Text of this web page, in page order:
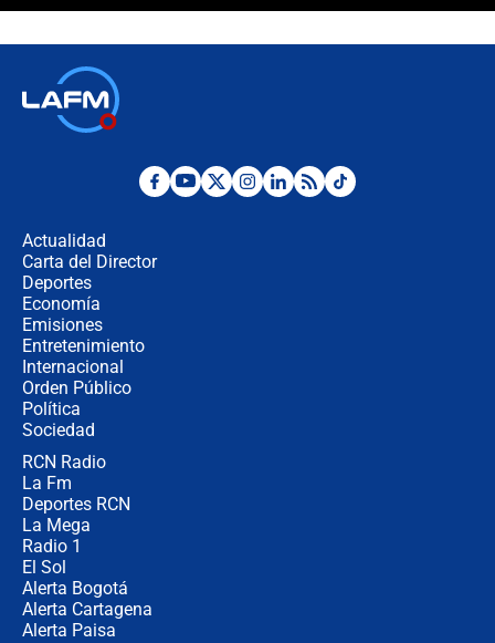
la UNGRD tras el fuerte terremoto de
Fuerte temblor en Colombia hoy:
Actualidad
Carta del Director
Deportes
Economía
Emisiones
Entretenimiento
Internacional
Orden Público
Política
Sociedad
RCN Radio
La Fm
Deportes RCN
La Mega
Radio 1
El Sol
Alerta Bogotá
Alerta Cartagena
Alerta Paisa